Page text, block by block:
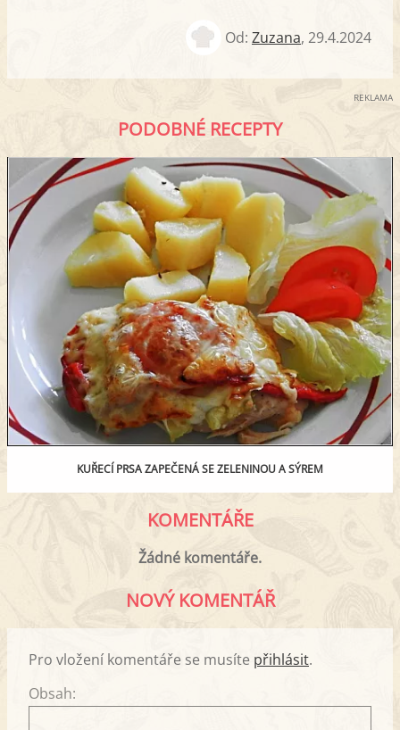
Od: Zuzana, 29.4.2024
REKLAMA
PODOBNÉ RECEPTY
KUŘECÍ PRSA ZAPEČENÁ SE ZELENINOU A SÝREM
KOMENTÁŘE
Žádné komentáře.
NOVÝ KOMENTÁŘ
Pro vložení komentáře se musíte přihlásit.
Obsah: